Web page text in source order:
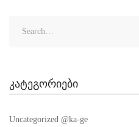
კატეგორიები
Uncategorized @ka-ge